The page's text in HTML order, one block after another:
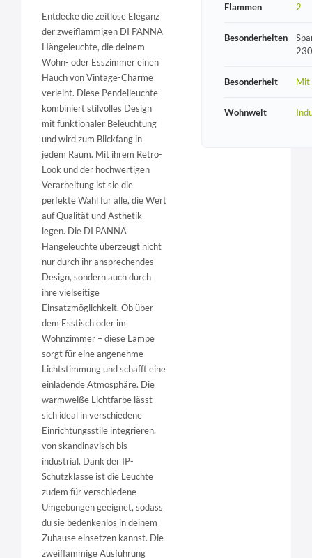
Entdecke die zeitlose Eleganz
der zweiflammigen DI PANNA
Hängeleuchte, die deinem
Wohn- oder Esszimmer einen
Hauch von Vintage-Charme
verleiht. Diese Pendelleuchte
kombiniert stilvolles Design
mit funktionaler Beleuchtung
und wird zum Blickfang in
jedem Raum. Mit ihrem Retro-
Look und der hochwertigen
Verarbeitung ist sie die
perfekte Wahl für alle, die Wert
auf Qualität und Ästhetik
legen. Die DI PANNA
Hängeleuchte überzeugt nicht
nur durch ihr ansprechendes
Design, sondern auch durch
ihre vielseitige
Einsatzmöglichkeit. Ob über
dem Esstisch oder im
Wohnzimmer – diese Lampe
sorgt für eine angenehme
Lichtstimmung und schafft eine
einladende Atmosphäre. Die
warmweiße Lichtfarbe lässt
sich ideal in verschiedene
Einrichtungsstile integrieren,
von skandinavisch bis
industrial. Dank der IP-
Schutzklasse ist die Leuchte
zudem für verschiedene
Umgebungen geeignet, sodass
du sie bedenkenlos in deinem
Zuhause einsetzen kannst. Die
zweiflammige Ausführung
Flammen 2
Besonderheiten
Besonderheit Mit
Wohnwelt